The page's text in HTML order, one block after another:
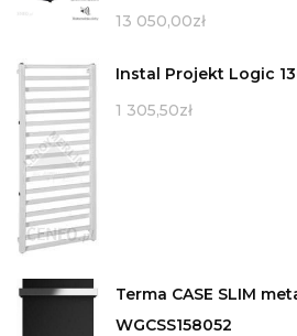
13 050,00zł
Instal Projekt Logic
1 305,50zł
Terma CASE SLIM
WGCSS158052